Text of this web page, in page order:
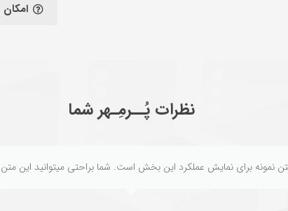
نظرات پُــرمِـهر شما
نمونه برای نمایش عملکرد این بخش است. شما براحتی میتوانید این متن